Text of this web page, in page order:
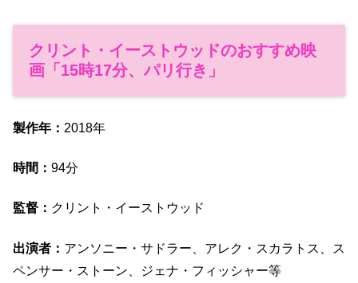
クリント・イーストウッドのおすすめ映
画「15時17分、パリ行き」
製作年： 2018年
時間： 94分
監督： クリント・イーストウッド
出演者： アンソニー・サドラー、アレク・スカラトス、ス
ペンサー・ストーン、ジェナ・フィッシャー等